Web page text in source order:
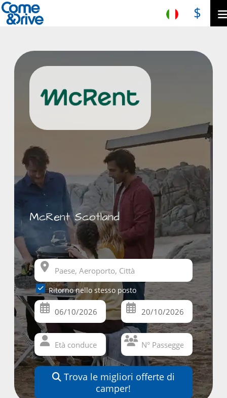
$
McRent Scotland
Ritorno nello stesso posto
Trova le migliori offerte di
camper!